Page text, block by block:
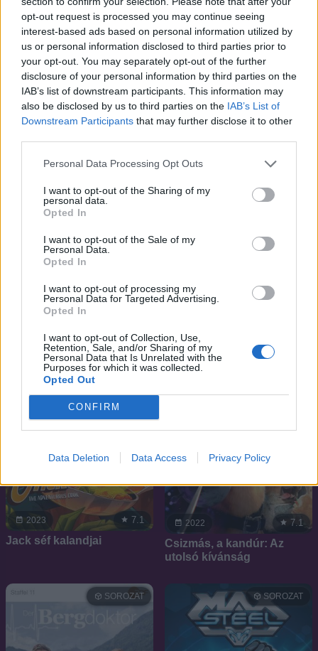
opt-out request is processed you may continue seeing
interest-based ads based on personal information utilized by
us or personal information disclosed to third parties prior to
your opt-out. You may separately opt-out of the further
disclosure of your personal information by third parties on the
IAB’s list of downstream participants. This information may
also be disclosed by us to third parties on the IAB’s List of
Downstream Participants that may further disclose it to other
Personal Data Processing Opt Outs
I want to opt-out of the Sharing of my
personal data.
Opted In
I want to opt-out of the Sale of my
Personal Data.
Opted In
I want to opt-out of processing my
Personal Data for Targeted Advertising.
Opted In
I want to opt-out of Collection, Use,
Retention, Sale, and/or Sharing of my
Personal Data that Is Unrelated with the
Purposes for which it was collected.
Opted Out
CONFIRM
Data Deletion Data Access Privacy Policy
Kaleido Star Kyou Kara Maou!
1998
Simba büszkesége
nagy rock and roll rejtély
2023 7.1
Jack séf kalandjai
2022 7.1
Csizmás, a kandúr: Az
utolsó kívánság
SOROZAT SOROZAT